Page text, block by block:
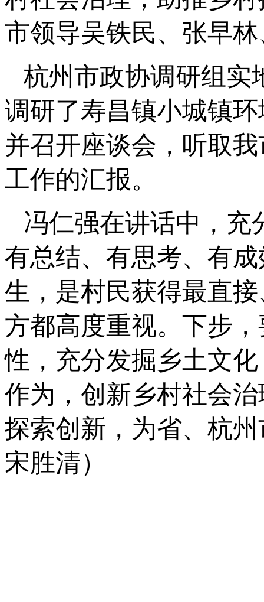
市领导吴铁民、张早
杭州市政协调研组实
调研了寿昌镇小城镇
并召开座谈会，听取
工作的汇报。
冯仁强在讲话中，充
有总结、有思考、有
生，是村民获得最直
方都高度重视。下步
性，充分发掘乡土文
作为，创新乡村社会
探索创新，为省、杭
宋胜清）